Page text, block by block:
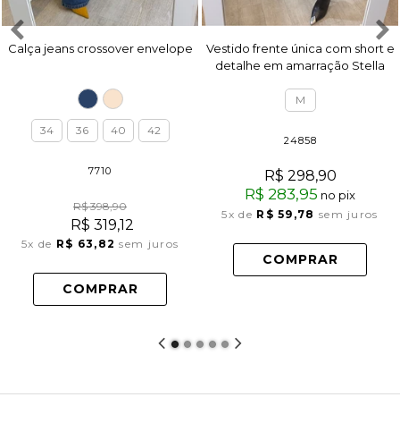
Calça jeans crossover envelope
34 36 40 42
7710
R$ 398,90
R$ 319,12
5x de R$ 63,82 sem juros
COMPRAR
Vestido frente única com short e
detalhe em amarração Stella
M
24858
R$ 298,90
R$ 283,95 no pix
5x de R$ 59,78 sem juros
COMPRAR